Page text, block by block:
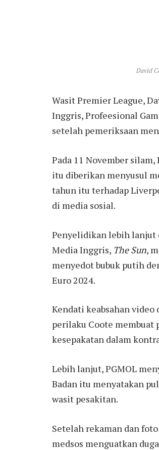
David
Wasit Premier League,
Inggris, Profeesional
setelah pemeriksaan
Pada 11 November
itu diberikan menyusul
tahun itu terhadap
di media sosial.
Penyelidikan lebih lanjut
Media Inggris, The Sun,
menyedot bubuk putih
Euro 2024.
Kendati keabsahan
perilaku Coote membuat
kesepakatan dalam
Lebih lanjut, PGMOL
Badan itu menyatakan
wasit pesakitan.
Setelah rekaman dan
medsos menguatkan